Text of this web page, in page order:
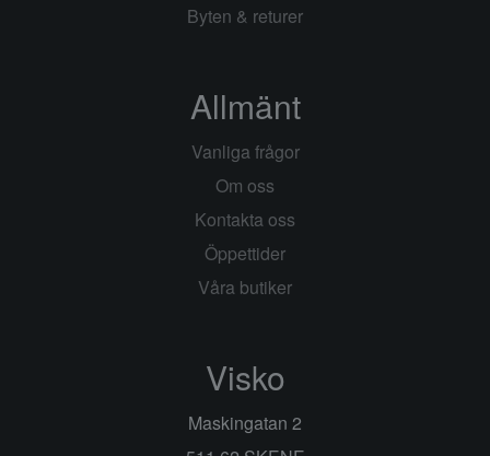
Byten & returer
Allmänt
Vanliga frågor
Om oss
Kontakta oss
Öppettider
Våra butiker
Visko
Maskingatan 2